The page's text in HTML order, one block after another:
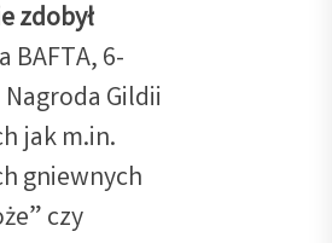
zdobył
BAFTA, 6-
Gildii
jak m.in.
gniewnych
czy